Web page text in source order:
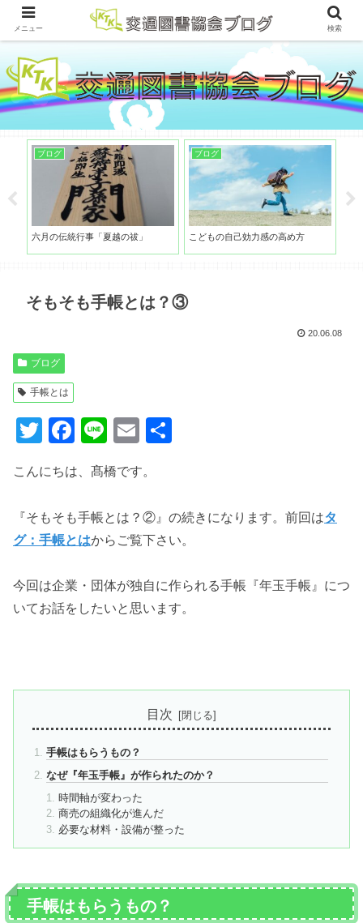
ブログ
六月の伝統行事「夏越の祓」
ブログ
こどもの自己効力感の高め方
そもそも手帳とは？③
20.06.08
ブログ
手帳とは
T
tt
er
F
c
e
b
o
k
Li
e
E
ail
こんにちは、髙橋です。
『そもそも手帳とは？②』の続きになります。前回はタ
グ：手帳とはからご覧下さい。
今回は企業・団体が独自に作られる手帳『年玉手帳』につ
いてお話をしたいと思います。
目次
手帳はもらうもの？
なぜ『年玉手帳』が作られたのか？
時間軸が変わった
商売の組織化が進んだ
必要な材料・設備が整った
手帳はもらうもの？
メニュー 検索